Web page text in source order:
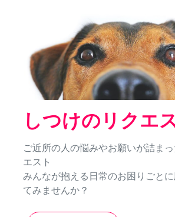
しつけのリクエ
ご近所の人の悩みやお願いが詰ま
エスト
みんなが抱える日常のお困りごと
てみませんか？